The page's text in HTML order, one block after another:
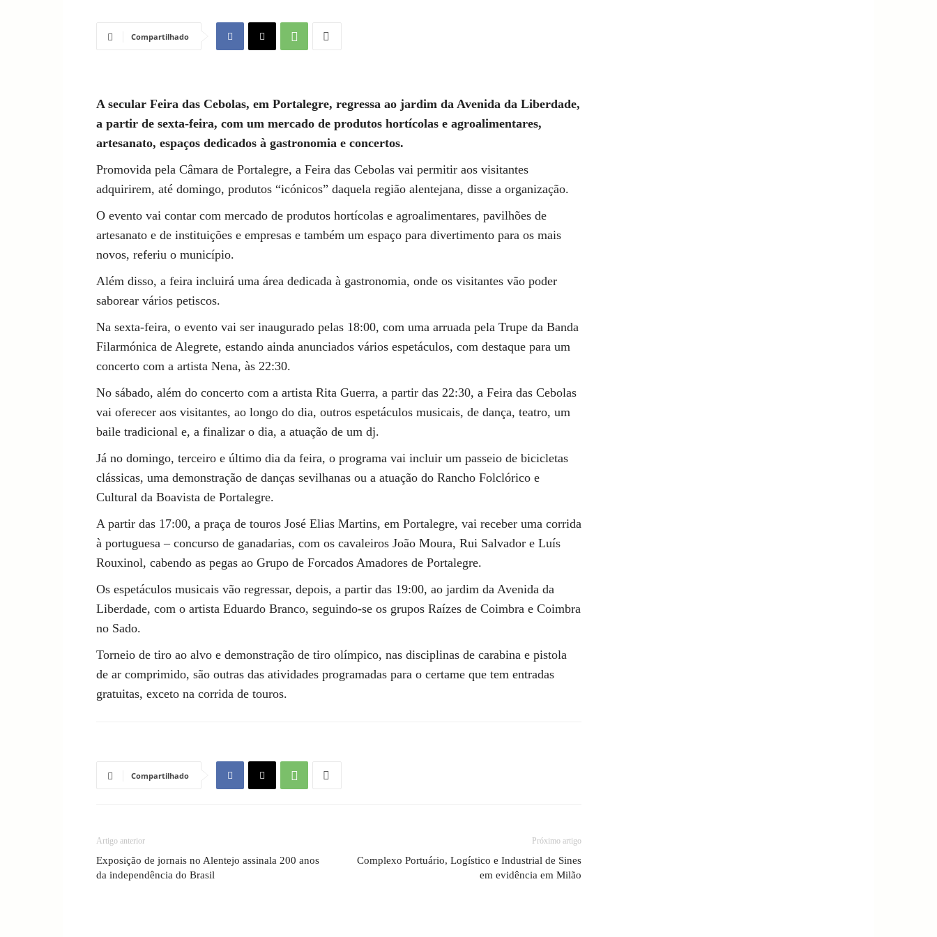
Compartilhado
A secular Feira das Cebolas, em Portalegre, regressa ao jardim da Avenida da Liberdade,
a partir de sexta-feira, com um mercado de produtos hortícolas e agroalimentares,
artesanato, espaços dedicados à gastronomia e concertos.
Promovida pela Câmara de Portalegre, a Feira das Cebolas vai permitir aos visitantes
adquirirem, até domingo, produtos “icónicos” daquela região alentejana, disse a organização.
O evento vai contar com mercado de produtos hortícolas e agroalimentares, pavilhões de
artesanato e de instituições e empresas e também um espaço para divertimento para os mais
novos, referiu o município.
Além disso, a feira incluirá uma área dedicada à gastronomia, onde os visitantes vão poder
saborear vários petiscos.
Na sexta-feira, o evento vai ser inaugurado pelas 18:00, com uma arruada pela Trupe da Banda
Filarmónica de Alegrete, estando ainda anunciados vários espetáculos, com destaque para um
concerto com a artista Nena, às 22:30.
No sábado, além do concerto com a artista Rita Guerra, a partir das 22:30, a Feira das Cebolas
vai oferecer aos visitantes, ao longo do dia, outros espetáculos musicais, de dança, teatro, um
baile tradicional e, a finalizar o dia, a atuação de um dj.
Já no domingo, terceiro e último dia da feira, o programa vai incluir um passeio de bicicletas
clássicas, uma demonstração de danças sevilhanas ou a atuação do Rancho Folclórico e
Cultural da Boavista de Portalegre.
A partir das 17:00, a praça de touros José Elias Martins, em Portalegre, vai receber uma corrida
à portuguesa – concurso de ganadarias, com os cavaleiros João Moura, Rui Salvador e Luís
Rouxinol, cabendo as pegas ao Grupo de Forcados Amadores de Portalegre.
Os espetáculos musicais vão regressar, depois, a partir das 19:00, ao jardim da Avenida da
Liberdade, com o artista Eduardo Branco, seguindo-se os grupos Raízes de Coimbra e Coimbra
no Sado.
Torneio de tiro ao alvo e demonstração de tiro olímpico, nas disciplinas de carabina e pistola
de ar comprimido, são outras das atividades programadas para o certame que tem entradas
gratuitas, exceto na corrida de touros.
Compartilhado
Artigo anterior
Exposição de jornais no Alentejo assinala 200 anos
da independência do Brasil
Próximo artigo
Complexo Portuário, Logístico e Industrial de Sines
em evidência em Milão